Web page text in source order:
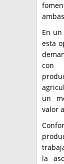
En
esta
con
un
valor
la